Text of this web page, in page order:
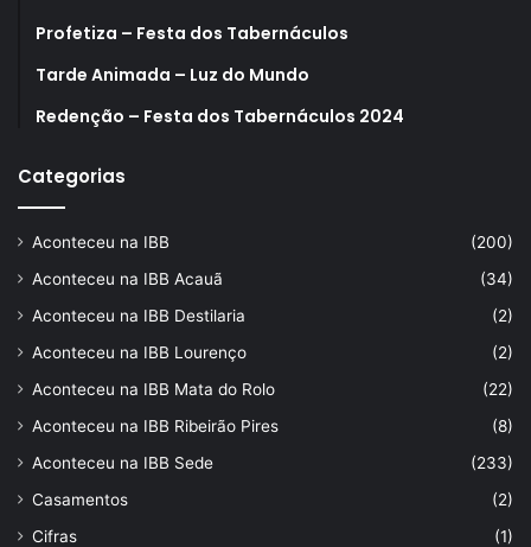
Profetiza – Festa dos Tabernáculos
Tarde Animada – Luz do Mundo
Redenção – Festa dos Tabernáculos 2024
Categorias
Aconteceu na IBB
(200)
Aconteceu na IBB Acauã
(34)
Aconteceu na IBB Destilaria
(2)
Aconteceu na IBB Lourenço
(2)
Aconteceu na IBB Mata do Rolo
(22)
Aconteceu na IBB Ribeirão Pires
(8)
Aconteceu na IBB Sede
(233)
Casamentos
(2)
Cifras
(1)